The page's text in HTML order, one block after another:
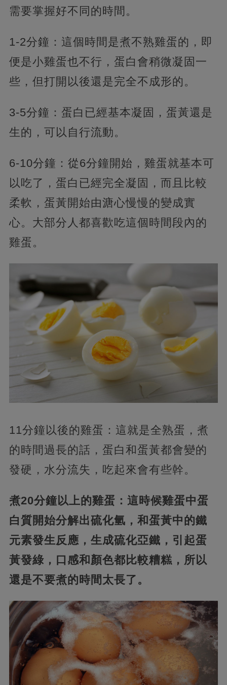
需要掌握好不同的時間。
1-2分鐘：這個時間是煮不熟雞蛋的，即
便是小雞蛋也不行，蛋白會稍微凝固一
些，但打開以後還是完全不成形的。
3-5分鐘：蛋白已經基本凝固，蛋黃還是
生的，可以自行流動。
6-10分鐘：從6分鐘開始，雞蛋就基本可
以吃了，蛋白已經完全凝固，而且比較
柔軟，蛋黃開始由溏心慢慢的變成實
心。大部分人都喜歡吃這個時間段內的
雞蛋。
11分鐘以後的雞蛋：這就是全熟蛋，煮
的時間過長的話，蛋白和蛋黃都會變的
發硬，水分流失，吃起來會有些幹。
煮20分鐘以上的雞蛋：這時候雞蛋中蛋
白質開始分解出硫化氫，和蛋黃中的鐵
元素發生反應，生成硫化亞鐵，引起蛋
黃發綠，口感和顏色都比較糟糕，所以
還是不要煮的時間太長了。